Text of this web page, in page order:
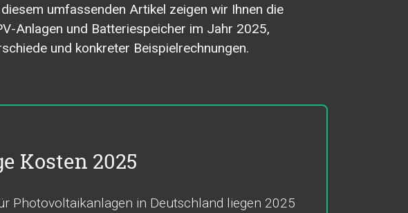
umfassenden Artikel zeigen wir Ihnen die
Anlagen und Batteriespeicher im Jahr 2025,
und konkreter Beispielrechnungen.
Kosten 2025
Photovoltaikanlagen in Deutschland liegen 2025